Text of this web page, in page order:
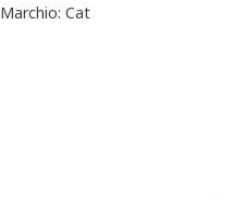
Marchio: Cat